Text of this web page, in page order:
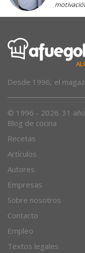
Desde 1996, el
© 1996 - 2026. 31
Blog de cocina
Recetas
Artículos
Autores
Empresas
Sobre nosotros
Contacto
Empleo
Textos legales